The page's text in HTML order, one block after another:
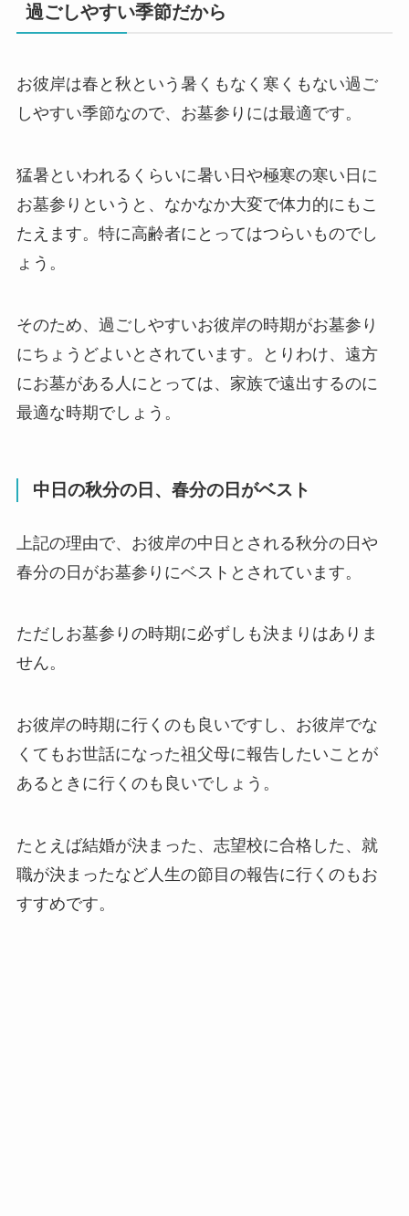
過ごしやすい季節だから
お彼岸は春と秋という暑くもなく寒くもない過ご
しやすい季節なので、お墓参りには最適です。
猛暑といわれるくらいに暑い日や極寒の寒い日に
お墓参りというと、なかなか大変で体力的にもこ
たえます。特に高齢者にとってはつらいものでし
ょう。
そのため、過ごしやすいお彼岸の時期がお墓参り
にちょうどよいとされています。とりわけ、遠方
にお墓がある人にとっては、家族で遠出するのに
最適な時期でしょう。
中日の秋分の日、春分の日がベスト
上記の理由で、お彼岸の中日とされる秋分の日や
春分の日がお墓参りにベストとされています。
ただしお墓参りの時期に必ずしも決まりはありま
せん。
お彼岸の時期に行くのも良いですし、お彼岸でな
くてもお世話になった祖父母に報告したいことが
あるときに行くのも良いでしょう。
たとえば結婚が決まった、志望校に合格した、就
職が決まったなど人生の節目の報告に行くのもお
すすめです。